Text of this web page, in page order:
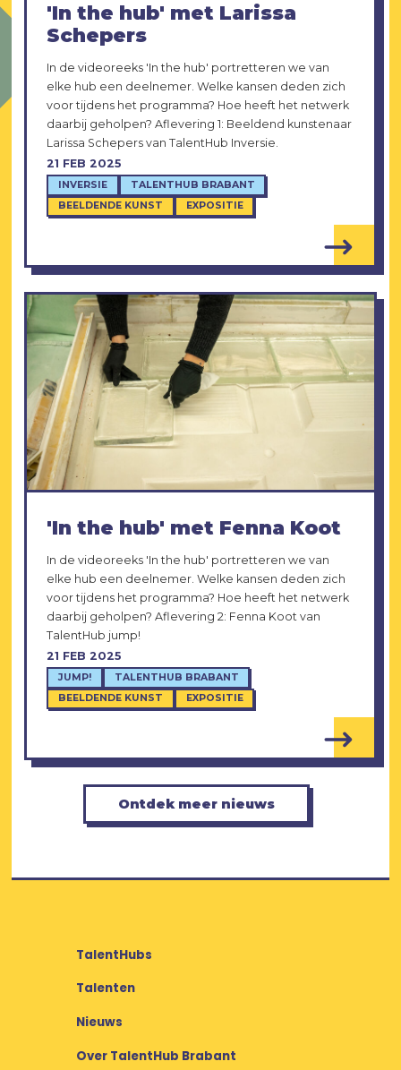
21 FEB 2025
INVERSIE
TALENTHUB BRABANT
BEELDENDE KUNST
EXPOSITIE
'In the hub' met Larissa
Schepers
In de videoreeks 'In the hub' portretteren we van
elke hub een deelnemer. Welke kansen deden zich
voor tijdens het programma? Hoe heeft het netwerk
daarbij geholpen? Aflevering 1: Beeldend kunstenaar
Larissa Schepers van TalentHub Inversie.
21 FEB 2025
JUMP!
TALENTHUB BRABANT
BEELDENDE KUNST
EXPOSITIE
'In the hub' met Fenna Koot
In de videoreeks 'In the hub' portretteren we van
elke hub een deelnemer. Welke kansen deden zich
voor tijdens het programma? Hoe heeft het netwerk
daarbij geholpen? Aflevering 2: Fenna Koot van
TalentHub jump!
Ontdek meer nieuws
TalentHubs
Talenten
Nieuws
Over TalentHub Brabant